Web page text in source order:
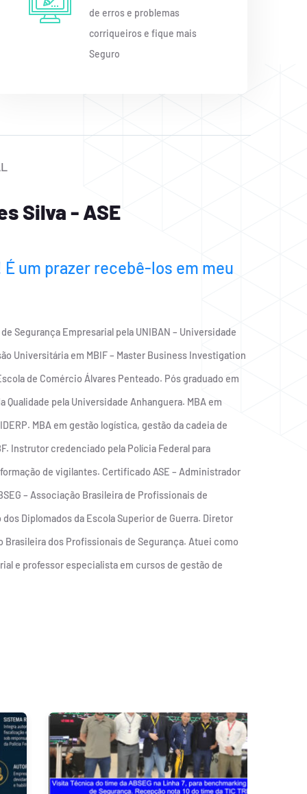
de erros e problemas
corriqueiros e fique mais
Seguro
Silva - ASE
um prazer recebê-los em meu
Segurança Empresarial pela UNIBAN – Universidade
Universitária em MBIF – Master Business Investigation
de Comércio Álvares Penteado. Pós graduado em
Qualidade pela Universidade Anhanguera. MBA em
MBA em gestão logística, gestão da cadeia de
Instrutor credenciado pela Polícia Federal para
de vigilantes. Certificado ASE – Administrador
– Associação Brasileira de Profissionais de
dos Diplomados da Escola Superior de Guerra. Diretor
Brasileira dos Profissionais de Segurança. Atuei como
e professor especialista em cursos de gestão de